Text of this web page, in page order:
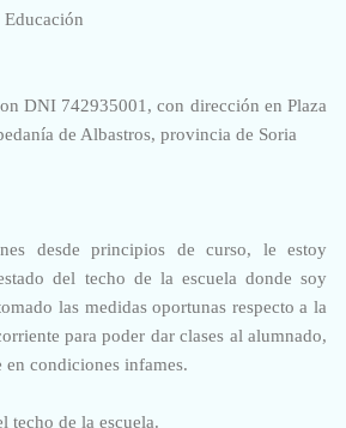
Educación
DNI 742935001, con dirección en Plaza
de Albastros, provincia de Soria
desde principios de curso, le estoy
del techo de la escuela donde soy
las medidas oportunas respecto a la
para poder dar clases al alumnado,
en condiciones infames.
techo de la escuela.